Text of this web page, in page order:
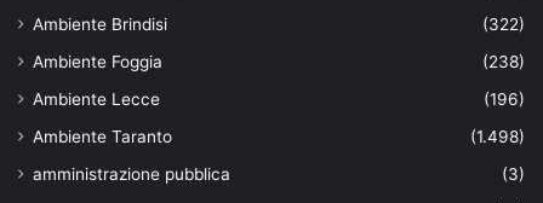
Ambiente Brindisi
(322)
Ambiente Foggia
(238)
Ambiente Lecce
(196)
Ambiente Taranto
(1.498)
amministrazione pubblica
(3)